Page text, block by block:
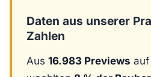
Daten aus unserer
Zahlen
Aus 16.983 Previews auf